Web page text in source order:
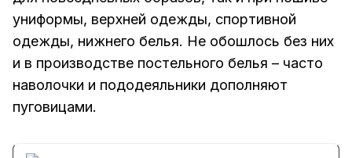
униформы, верхней одежды, спортивной
одежды, нижнего белья. Не обошлось без них
и в производстве постельного белья – часто
наволочки и пододеяльники дополняют
пуговицами.